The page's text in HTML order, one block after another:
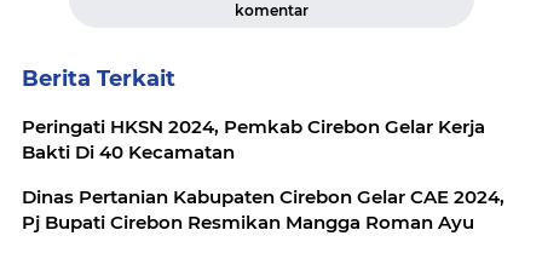
komentar
Berita Terkait
Peringati HKSN 2024, Pemkab Cirebon Gelar Kerja
Bakti Di 40 Kecamatan
Dinas Pertanian Kabupaten Cirebon Gelar CAE 2024,
Pj Bupati Cirebon Resmikan Mangga Roman Ayu